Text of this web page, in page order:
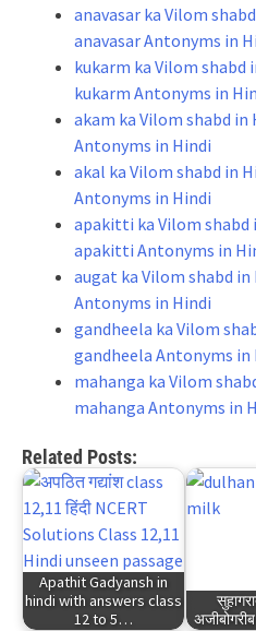
anavasar ka Vilom
anavasar Antonyms in
kukarm ka Vilom shabd
kukarm Antonyms in
akam ka Vilom shabd in
Antonyms in Hindi
akal ka Vilom shabd in
Antonyms in Hindi
apakitti ka Vilom shabd
apakitti Antonyms in
augat ka Vilom shabd in
Antonyms in Hindi
gandheela ka Vilom
gandheela Antonyms in
mahanga ka Vilom
mahanga Antonyms in
Related Posts:
Apathit Gadyansh in
hindi with answers class
12 to 5…